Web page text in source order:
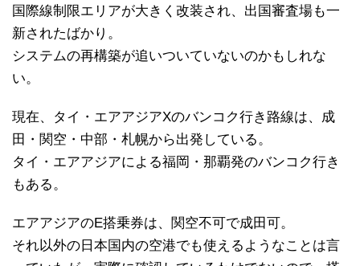
国際線制限エリアが大きく改装され、出国審査場も一
新されたばかり。
システムの再構築が追いついていないのかもしれな
い。
現在、タイ・エアアジアXのバンコク行き路線は、成
田・関空・中部・札幌から出発している。
タイ・エアアジアによる福岡・那覇発のバンコク行き
もある。
エアアジアのE搭乗券は、関空不可で成田可。
それ以外の日本国内の空港でも使えるようなことは言